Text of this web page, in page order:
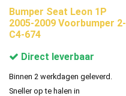
Bumper Seat Leon 1P
2005-2009 Voorbumper 2-
C4-674
Direct leverbaar
Binnen 2 werkdagen geleverd.
Sneller op te halen in